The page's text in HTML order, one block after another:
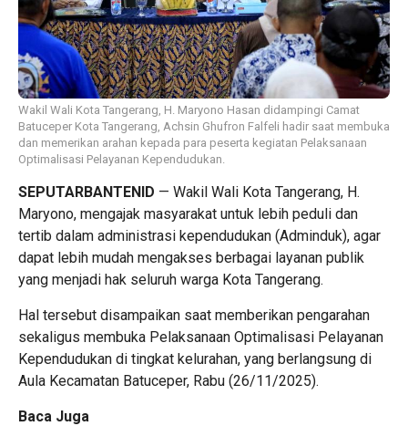
Wakil Wali Kota Tangerang, H. Maryono Hasan didampingi Camat
Batuceper Kota Tangerang, Achsin Ghufron Falfeli hadir saat membuka
dan memerikan arahan kepada para peserta kegiatan Pelaksanaan
Optimalisasi Pelayanan Kependudukan.
SEPUTARBANTENID — Wakil Wali Kota Tangerang, H.
Maryono, mengajak masyarakat untuk lebih peduli dan
tertib dalam administrasi kependudukan (Adminduk), agar
dapat lebih mudah mengakses berbagai layanan publik
yang menjadi hak seluruh warga Kota Tangerang.
Hal tersebut disampaikan saat memberikan pengarahan
sekaligus membuka Pelaksanaan Optimalisasi Pelayanan
Kependudukan di tingkat kelurahan, yang berlangsung di
Aula Kecamatan Batuceper, Rabu (26/11/2025).
Baca Juga